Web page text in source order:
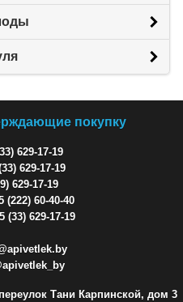
покупку
629-17-19
629-17-19
629-17-19
(222) 60-40-40
(33) 629-17-19
Тани Карпинской, дом 3